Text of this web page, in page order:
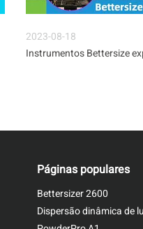
2023-08-18
Instrumentos Bettersize
Páginas populares
Bettersizer 2600
Dispersão dinâmica de